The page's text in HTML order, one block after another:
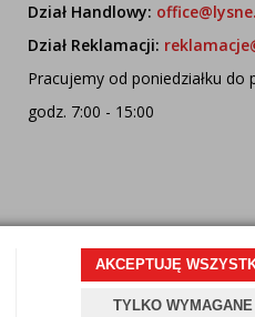
AKCEPTUJĘ
TYLKO WYMAGANE
Dział Handlowy:
Dział Reklamacji:
Pracujemy od poniedziałku do
godz. 7:00 - 15:00